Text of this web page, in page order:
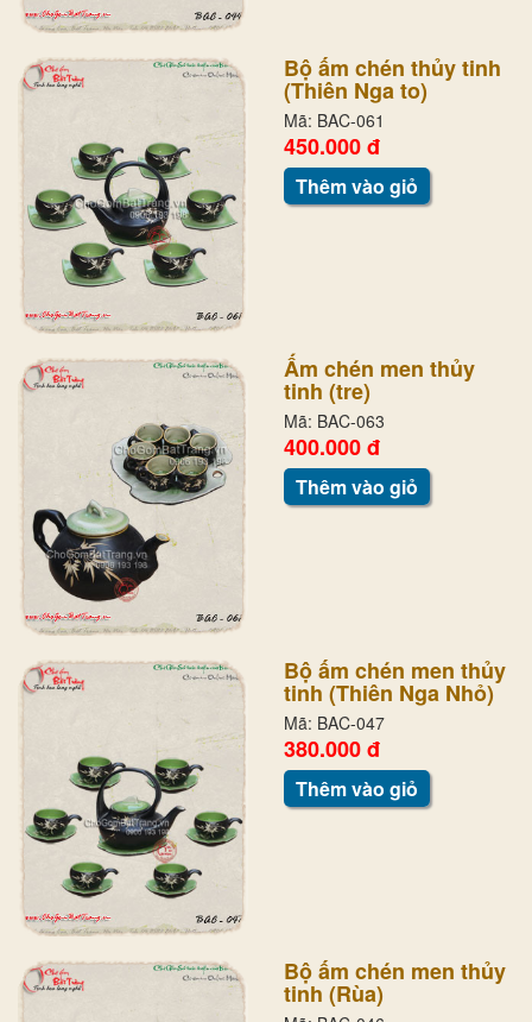
Bộ ấm chén thủy tinh
(Thiên Nga to)
Mã: BAC-061
450.000 đ
Thêm vào giỏ
Ấm chén men thủy
tinh (tre)
Mã: BAC-063
400.000 đ
Thêm vào giỏ
Bộ ấm chén men thủy
tinh (Thiên Nga Nhỏ)
Mã: BAC-047
380.000 đ
Thêm vào giỏ
Bộ ấm chén men thủy
tinh (Rùa)